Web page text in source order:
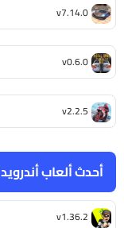
أحدث ألعاب أندرويد
v1.36.2
v7.14.0
v0.6.0
v2.2.5